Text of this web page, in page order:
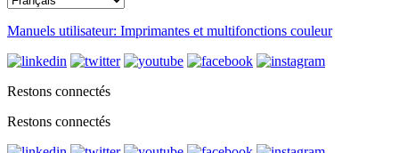
Manuels utilisateur: Imprimantes et multifonctions couleur
Restons connectés
Restons connectés